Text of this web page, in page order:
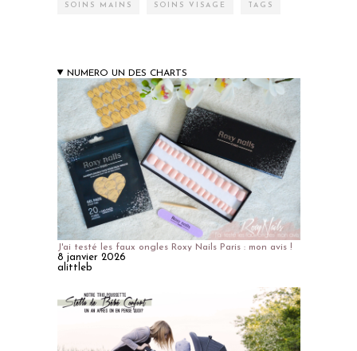
SOINS MAINS SOINS VISAGE TAGS
NUMERO UN DES CHARTS
J'ai testé les faux ongles Roxy Nails Paris : mon avis !
8 janvier 2026
alittleb